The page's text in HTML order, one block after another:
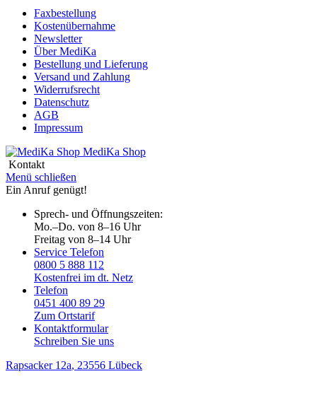
Faxbestellung
Kostenübernahme
Newsletter
Über MediKa
Bestellung und Lieferung
Versand und Zahlung
Widerrufsrecht
Datenschutz
AGB
Impressum
MediKa Shop
Kontakt
Menü schließen
Ein Anruf genügt!
Sprech- und Öffnungszeiten:
Mo.–Do. von 8–16 Uhr
Freitag von 8–14 Uhr
Service Telefon
0800 5 888 112
Kostenfrei im dt. Netz
Telefon
0451 400 89 29
Zum Ortstarif
Kontaktformular
Schreiben Sie uns
Rapsacker 12a, 23556 Lübeck